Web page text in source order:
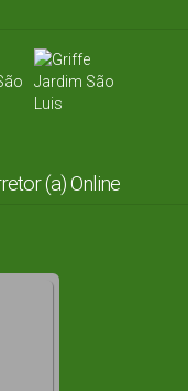
(a) Online